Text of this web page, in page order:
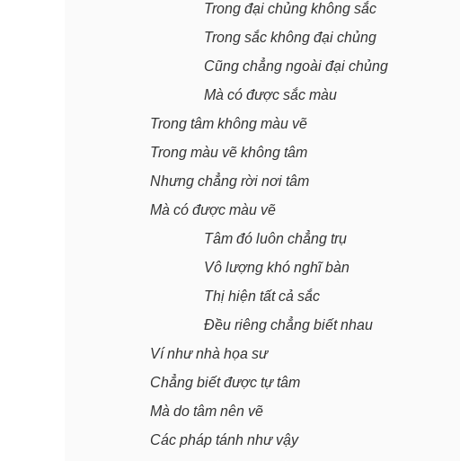
Trong đại chủng không sắc
Trong sắc không đại chủng
Cũng chẳng ngoài đại chủng
Mà có được sắc màu
Trong tâm không màu vẽ
Trong màu vẽ không tâm
Nhưng chẳng rời nơi tâm
Mà có được màu vẽ
Tâm đó luôn chẳng trụ
Vô lượng khó nghĩ bàn
Thị hiện tất cả sắc
Đều riêng chẳng biết nhau
Ví như nhà họa sư
Chẳng biết được tự tâm
Mà do tâm nên vẽ
Các pháp tánh như vậy